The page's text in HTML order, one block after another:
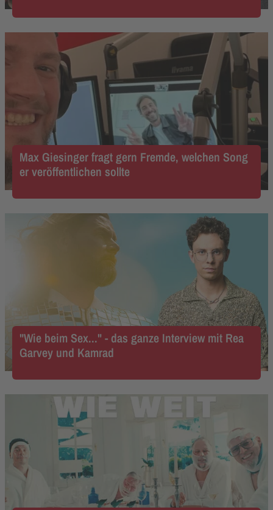
Max Giesinger fragt gern Fremde, welchen Song
er veröffentlichen sollte
"Wie beim Sex..." - das ganze Interview mit Rea
Garvey und Kamrad